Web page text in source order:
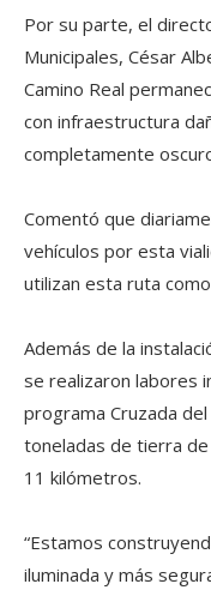
Por su parte, el
Municipales, César
Camino Real
con infraestructura
completamente
Comentó que
vehículos por esta
utilizan esta ruta
Además de la
se realizaron labores
programa Cruzada
toneladas de tierra
11 kilómetros.
“Estamos
iluminada y más